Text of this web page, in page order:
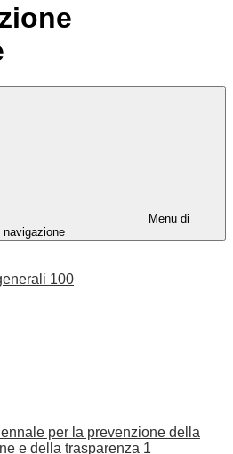
Menu di
navigazione
100
per la prevenzione della
e della trasparenza 1